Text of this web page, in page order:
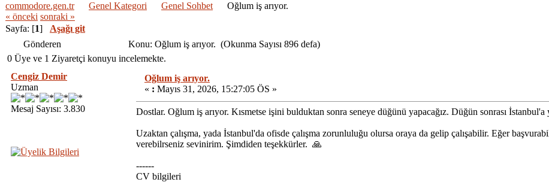
commodore.gen.tr Genel Kategori Genel Sohbet
Oğlum iş arıyor.
« önceki sonraki »
Sayfa: [1] Aşağı git
Gönderen
Konu: Oğlum iş arıyor. (Okunma Sayısı 896 defa)
0 Üye ve 1 Ziyaretçi konuyu incelemekte.
Cengiz Demir
Uzman
Mesaj Sayısı: 3.830
Oğlum iş arıyor.
« : Mayıs 31, 2026, 15:27:05 ÖS »
Dostlar. Oğlum iş arıyor. Kısmetse işini bulduktan sonra seneye düğünü yapacağız. Düğün sonrası
Uzaktan çalışma, yada İstanbul'da ofisde çalışma zorunluluğu olursa oraya da gelip çalışabilir. Eğer
verebilrseniz sevinirim. Şimdiden teşekkürler. 🙏
------
CV bilgileri